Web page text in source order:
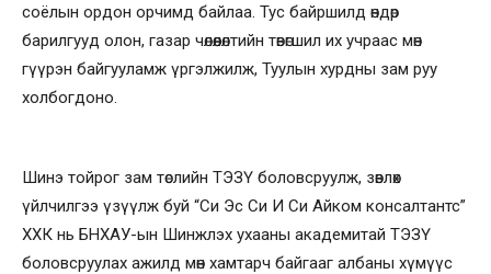
соёлын ордон орчимд байлаа. Тус байршилд өндөр
барилгууд олон, газар чөлөөлөлтийн төвөгшил их учраас мөн
гүүрэн байгууламж үргэлжилж, Туулын хурдны зам руу
холбогдоно.
Шинэ тойрог зам төслийн ТЭЗҮ боловсруулж, зөвлөх
үйлчилгээ үзүүлж буй “Си Эс Си И Си Айком консалтантс”
ХХК нь БНХАУ-ын Шинжлэх ухааны академитай ТЭЗҮ
боловсруулах ажилд мөн хамтарч байгааг албаны хүмүүс